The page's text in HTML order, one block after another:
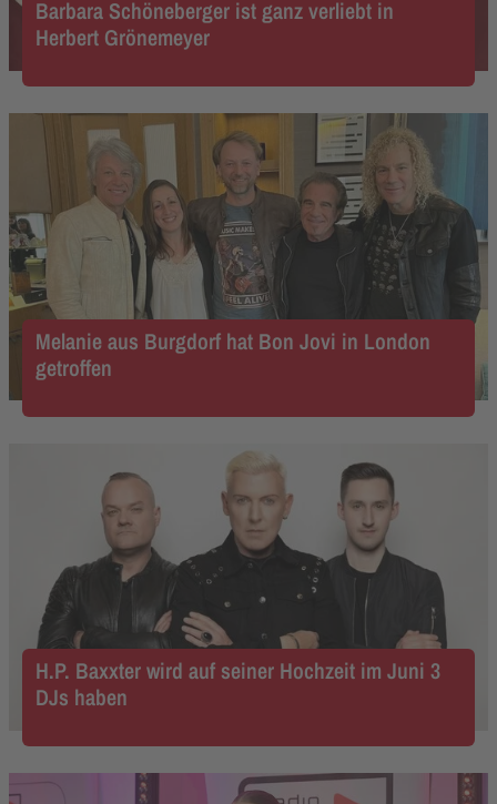
Barbara Schöneberger ist ganz verliebt in
Herbert Grönemeyer
Melanie aus Burgdorf hat Bon Jovi in London
getroffen
H.P. Baxxter wird auf seiner Hochzeit im Juni 3
DJs haben